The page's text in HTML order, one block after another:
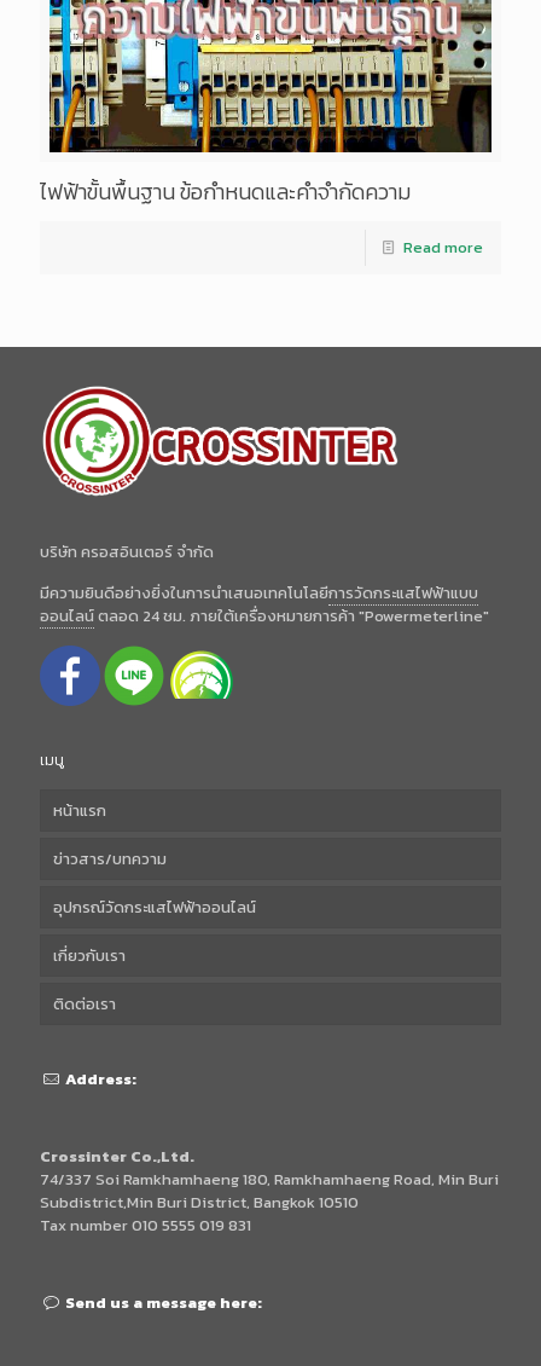
ไฟฟ้าขั้นพื้นฐาน ข้อกำหนดและคำจำกัดความ
Read more
บริษัท ครอสอินเตอร์ จำกัด
มีความยินดีอย่างยิ่งในการนำเสนอเทคโนโลยีการวัดกระแสไฟฟ้าแบบ
ออนไลน์ตลอด 24 ชม. ภายใต้เครื่องหมายการค้า "Powermeterline"
เมนู
หน้าแรก
ข่าวสาร/บทความ
อุปกรณ์วัดกระแสไฟฟ้าออนไลน์
เกี่ยวกับเรา
ติดต่อเรา
Address:
Crossinter Co.,Ltd.
74/337 Soi Ramkhamhaeng 180, Ramkhamhaeng Road, Min Buri
Subdistrict,Min Buri District, Bangkok 10510
Tax number 010 5555 019 831
Send us a message here: